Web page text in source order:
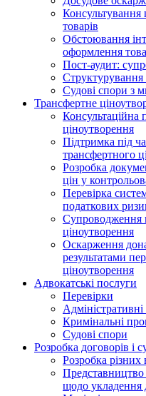
товарів
Обстоювання
оформлення
Пост-аудит:
Структурування
Судові спори з
Трансфертне
Консультаційна
ціноутворення
Підтримка під
трансфертного
Розробка
цін у
Перевірка
податкових
Супроводження
ціноутворення
Оскарження
результатами
ціноутворення
Адвокатські послуги
Перевірки
Кримінальні
Судові спори
Розробка договорів і
Розробка
Представництво
щодо укладення